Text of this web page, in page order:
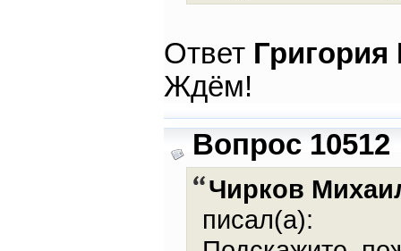
Ответ
Ждём!
Вопрос 10512
Чирков
писал(а):